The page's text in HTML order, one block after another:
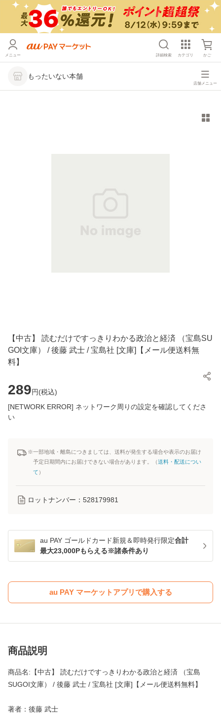
メニュー 詳細検索 カテゴリ かご
もったいない本舗
店舗メニュー
【中古】 読むだけですっきりわかる政治と経済 （宝島SU
GOI文庫） / 後藤 武士 / 宝島社 [文庫]【メール便送料無
料】
289円(税込)
[NETWORK ERROR] ネットワーク周りの設定を確認してくださ
い
※一部地域・離島につきましては、送料が発生する場合や表示のお届け
予定日期間内にお届けできない場合があります。（送料・配送につい
て ）
ロットナンバー： 528179981
au PAY ゴールドカード新規＆即時発行限定合計
最大23,000Pもらえる※諸条件あり
au PAY マーケットアプリで購入する
商品説明
商品名:【中古】 読むだけですっきりわかる政治と経済 （宝島
SUGOI文庫） / 後藤 武士 / 宝島社 [文庫]【メール便送料無料】
著者：後藤 武士